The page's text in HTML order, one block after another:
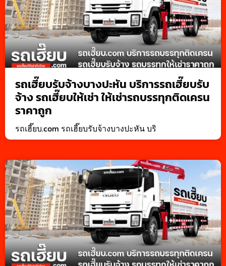
รถเฮี๊ยบรับจ้างบางปะหัน บริการรถเฮี๊ยบรับ
จ้าง รถเฮี๊ยบให้เช่า ให้เช่ารถบรรทุกติดเครน
ราคาถูก
รถเฮี๊ยบ.com รถเฮี๊ยบรับจ้างบางปะหัน บริ